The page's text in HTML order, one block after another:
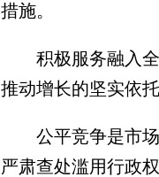
措施。
积极服务融入全
推动增长的坚实依
公平竞争是市场
严肃查处滥用行政